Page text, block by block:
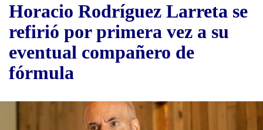
Horacio Rodríguez Larreta se
refirió por primera vez a su
eventual compañero de
fórmula